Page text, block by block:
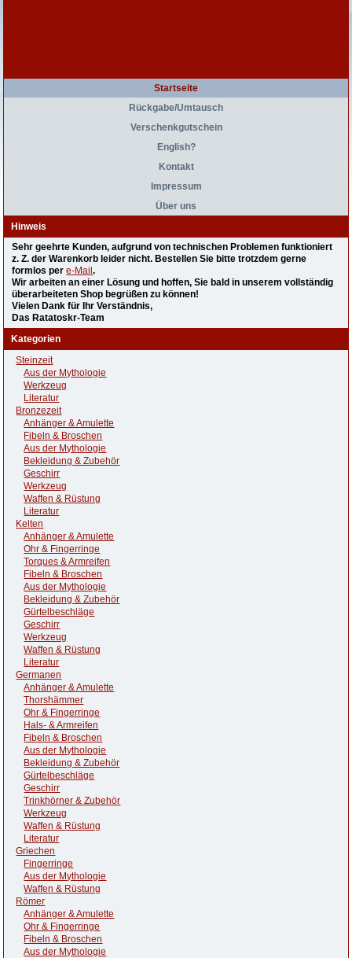
Startseite
Rückgabe/Umtausch
Verschenkgutschein
English?
Kontakt
Impressum
Über uns
Hinweis
Sehr geehrte Kunden, aufgrund von technischen Problemen funktioniert
z. Z. der Warenkorb leider nicht. Bestellen Sie bitte trotzdem gerne
formlos pere-Mail.
Wir arbeiten an einer Lösung und hoffen, Sie bald in unserem vollständig
überarbeiteten Shop begrüßen zu können!
Vielen Dank für Ihr Verständnis,
Das Ratatoskr-Team
Kategorien
Steinzeit
Aus der Mythologie
Werkzeug
Literatur
Bronzezeit
Anhänger & Amulette
Fibeln & Broschen
Aus der Mythologie
Bekleidung & Zubehör
Geschirr
Werkzeug
Waffen & Rüstung
Literatur
Kelten
Anhänger & Amulette
Ohr & Fingerringe
Torques & Armreifen
Fibeln & Broschen
Aus der Mythologie
Bekleidung & Zubehör
Gürtelbeschläge
Geschirr
Werkzeug
Waffen & Rüstung
Literatur
Germanen
Anhänger & Amulette
Thorshämmer
Ohr & Fingerringe
Hals- & Armreifen
Fibeln & Broschen
Aus der Mythologie
Bekleidung & Zubehör
Gürtelbeschläge
Geschirr
Trinkhörner & Zubehör
Werkzeug
Waffen & Rüstung
Literatur
Griechen
Fingerringe
Aus der Mythologie
Waffen & Rüstung
Römer
Anhänger & Amulette
Ohr & Fingerringe
Fibeln & Broschen
Aus der Mythologie